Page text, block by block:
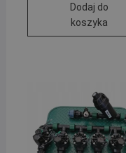
Dodaj do
koszyka